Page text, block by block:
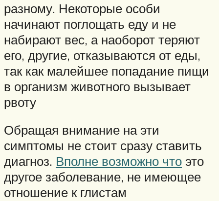
разному. Некоторые особи
начинают поглощать еду и не
набирают вес, а наоборот теряют
его, другие, отказываются от еды,
так как малейшее попадание пищи
в организм животного вызывает
рвоту
Обращая внимание на эти
симптомы не стоит сразу ставить
диагноз. Вполне возможно что это
другое заболевание, не имеющее
отношение к глистам